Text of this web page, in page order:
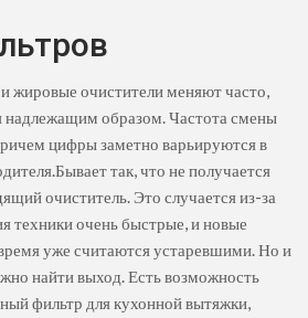
жировые очистители меняют часто,
надлежащим образом. Частота смены
цифры заметно варьируются в
так, что не получается
очиститель. Это случается из-за
техники очень быстрые, и новые
уже считаются устаревшими. Но и
найти выход. Есть возможность
фильтр для кухонной вытяжки,